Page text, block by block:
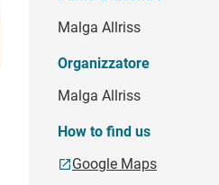
Malga Allriss
Organizzatore
Malga Allriss
How to find us
Google Maps